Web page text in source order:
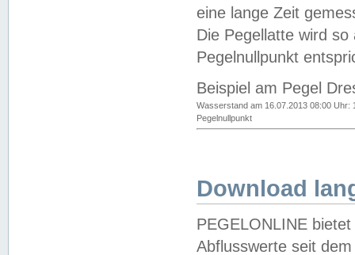
eine lange Zeit
Die Pegellatte wird
Pegelnullpunkt
Beispiel am Pegel
Wasserstand am 16.07.2013 08:00 Uhr:
Pegelnullpunkt
Download
PEGELONLINE
Abflusswerte seit